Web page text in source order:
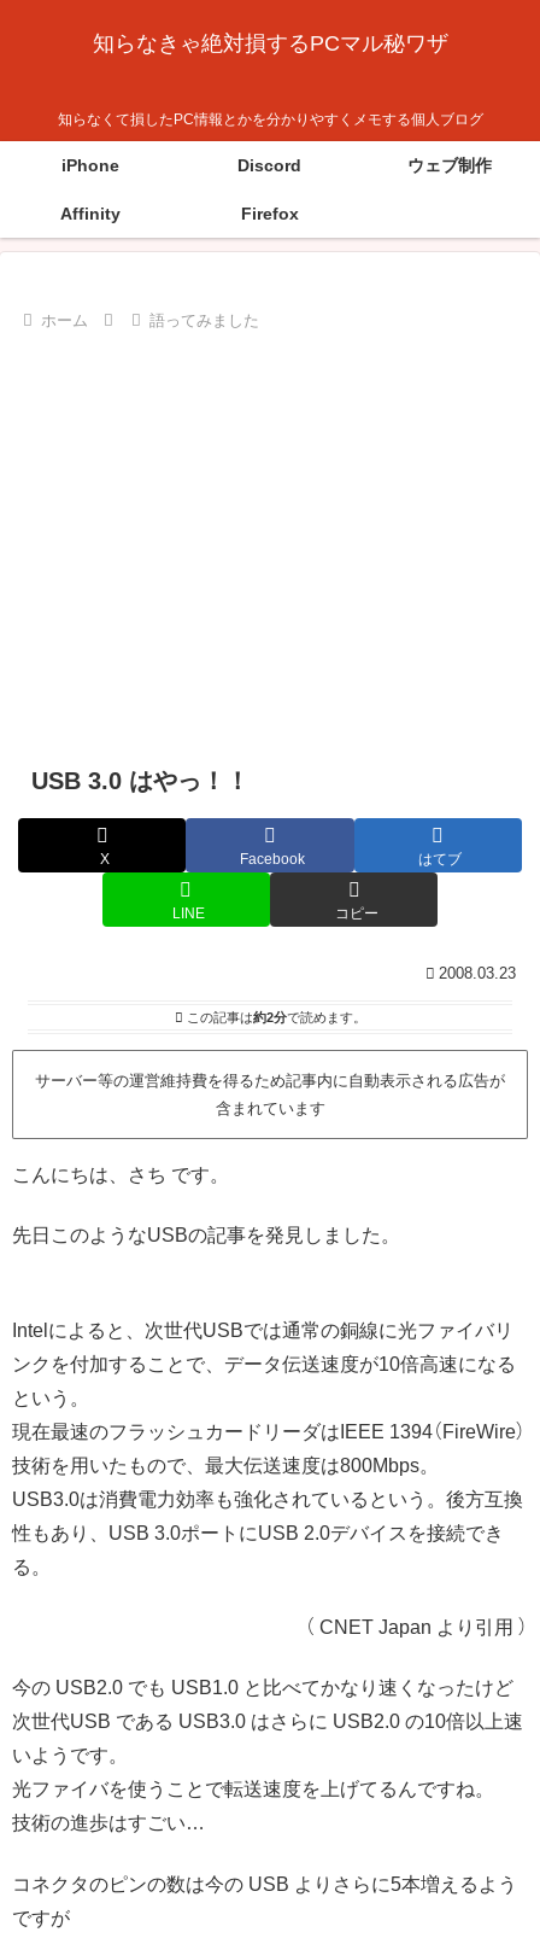
知らなきゃ絶対損するPCマル秘ワザ
知らなくて損したPC情報とかを分かりやすくメモする個人ブログ
iPhone Discord ウェブ制作
Affinity Firefox
ホーム 語ってみました
USB 3.0 はやっ！！
X Facebook はてブ
LINE コピー
2008.03.23
この記事は約2分で読めます。
サーバー等の運営維持費を得るため記事内に自動表示される広告が
含まれています
こんにちは、さち です。
先日このようなUSBの記事を発見しました。
Intelによると、次世代USBでは通常の銅線に光ファイバリ
ンクを付加することで、データ伝送速度が10倍高速になる
という。
現在最速のフラッシュカードリーダはIEEE 1394（FireWire）
技術を用いたもので、最大伝送速度は800Mbps。
USB3.0は消費電力効率も強化されているという。後方互換
性もあり、USB 3.0ポートにUSB 2.0デバイスを接続でき
る。
（ CNET Japan より引用 ）
今の USB2.0 でも USB1.0 と比べてかなり速くなったけど
次世代USB である USB3.0 はさらに USB2.0 の10倍以上速
いようです。
光ファイバを使うことで転送速度を上げてるんですね。
技術の進歩はすごい…
コネクタのピンの数は今の USB よりさらに5本増えるよう
ですが